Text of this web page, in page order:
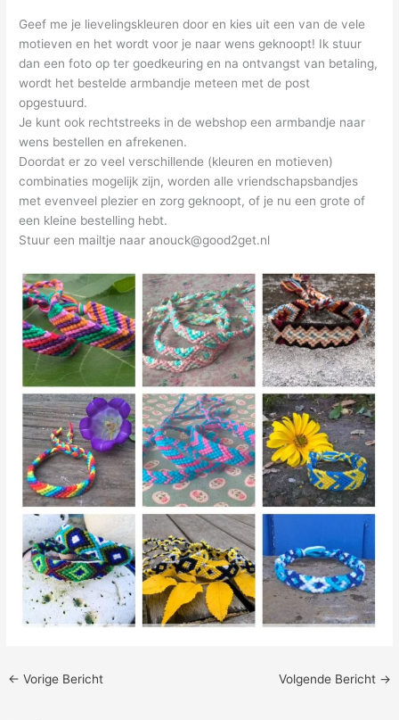
Geef me je lievelingskleuren door en kies uit een van de vele
motieven en het wordt voor je naar wens geknoopt! Ik stuur
dan een foto op ter goedkeuring en na ontvangst van betaling,
wordt het bestelde armbandje meteen met de post
opgestuurd.
Je kunt ook rechtstreeks in de webshop een armbandje naar
wens bestellen en afrekenen.
Doordat er zo veel verschillende (kleuren en motieven)
combinaties mogelijk zijn, worden alle vriendschapsbandjes
met evenveel plezier en zorg geknoopt, of je nu een grote of
een kleine bestelling hebt.
Stuur een mailtje naar anouck@good2get.nl
← Vorige Bericht Volgende Bericht →